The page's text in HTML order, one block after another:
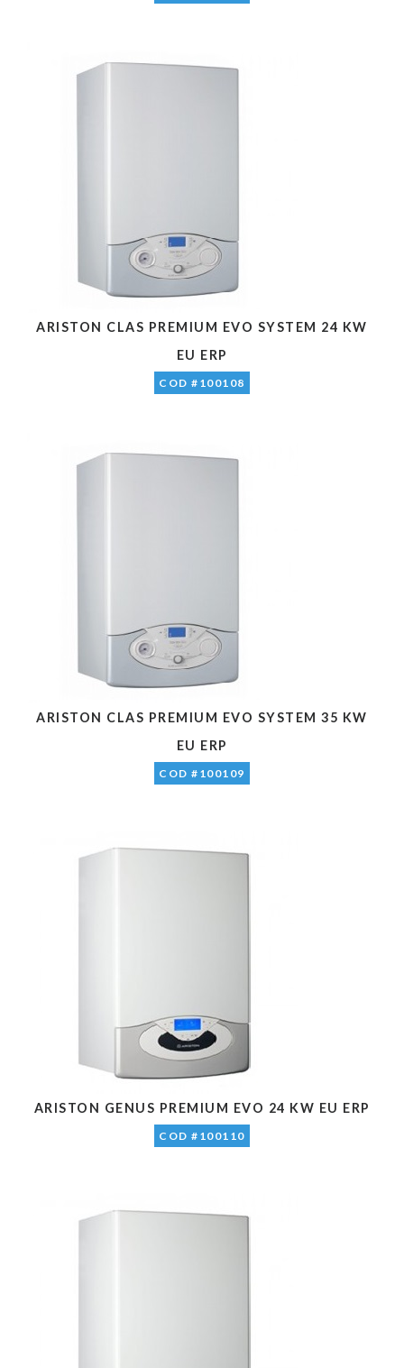
ARISTON CLAS PREMIUM EVO SYSTEM 24 KW
EU ERP
COD #100108
ARISTON CLAS PREMIUM EVO SYSTEM 35 KW
EU ERP
COD #100109
ARISTON GENUS PREMIUM EVO 24 KW EU ERP
COD #100110